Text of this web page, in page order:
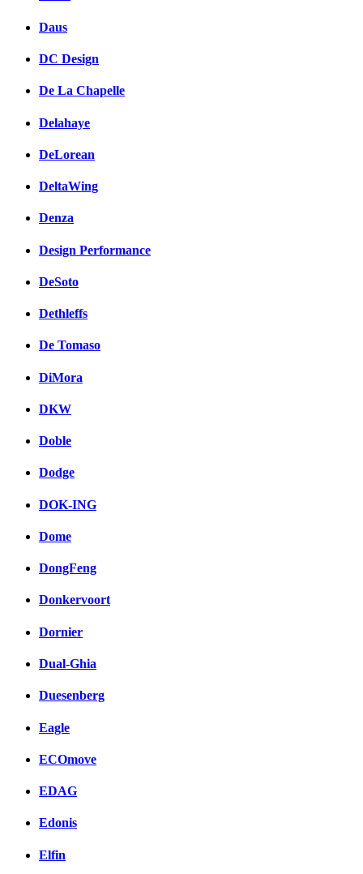
Daus
DC Design
De La Chapelle
Delahaye
DeLorean
DeltaWing
Denza
Design Performance
DeSoto
Dethleffs
De Tomaso
DiMora
DKW
Doble
Dodge
DOK-ING
Dome
DongFeng
Donkervoort
Dornier
Dual-Ghia
Duesenberg
Eagle
ECOmove
EDAG
Edonis
Elfin